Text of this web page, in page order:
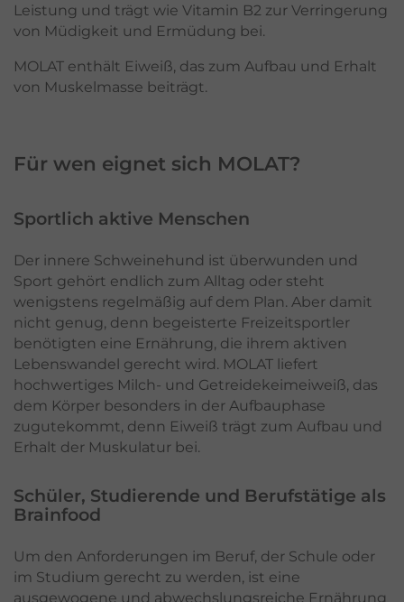
Leistung und trägt wie Vitamin B2 zur Verringerung
von Müdigkeit und Ermüdung bei.
MOLAT enthält Eiweiß, das zum Aufbau und Erhalt
von Muskelmasse beiträgt.
Für wen eignet sich MOLAT?
Sportlich aktive Menschen
Der innere Schweinehund ist überwunden und
Sport gehört endlich zum Alltag oder steht
wenigstens regelmäßig auf dem Plan. Aber damit
nicht genug, denn begeisterte Freizeitsportler
benötigten eine Ernährung, die ihrem aktiven
Lebenswandel gerecht wird. MOLAT liefert
hochwertiges Milch- und Getreidekeimeiweiß, das
dem Körper besonders in der Aufbauphase
zugutekommt, denn Eiweiß trägt zum Aufbau und
Erhalt der Muskulatur bei.
Schüler, Studierende und Berufstätige als
Brainfood
Um den Anforderungen im Beruf, der Schule oder
im Studium gerecht zu werden, ist eine
ausgewogene und abwechslungsreiche Ernährung